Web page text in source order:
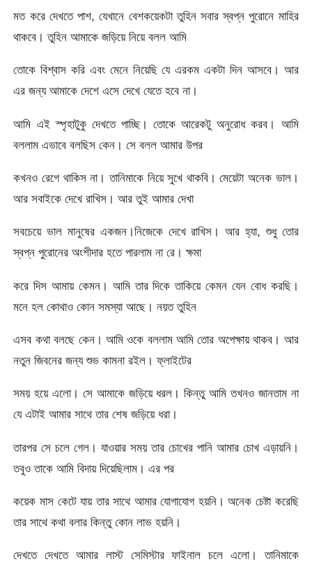
মত করে দেখতে পাশ, যেখানে বেশকয়েকটা তুহিন সবার স্বপ্ন পুরোনে মাহির
থাকবে। তুহিন আমাকে জড়িয়ে নিয়ে বলল আমি
তোকে বিশ্বাস করি এবং মেনে নিয়েছি যে এরকম একটা দিন আসবে। আর
এর জন্য আমাকে দেশে এসে দেখে যেতে হবে না।
আমি এই স্পৃহাটুকু দেখতে পাচ্ছি। তোকে আরেকটু অনুরোধ করব। আমি
বললাম এভাবে বলছিস কেন। সে বলল আমার উপর
কখনও রেগে থাকিস না। তানিমাকে নিয়ে সুখে থাকবি। মেয়েটা অনেক ভাল।
আর সবাইকে দেখে রাখিস। আর তুই আমার দেখা
সবচেয়ে ভাল মানুষের একজন।নিজেকে দেখে রাখিস। আর হ্যা, শুধু তোর
স্বপ্ন পুরোনের অংশীদার হতে পারলাম না রে। ক্ষমা
করে দিস আমায় কেমন। আমি তার দিকে তাকিয়ে কেমন যেন বোধ করছি।
মনে হল কোথাও কোন সমস্যা আছে। নয়ত তুহিন
এসব কথা বলছে কেন। আমি ওকে বললাম আমি তোর অপেক্ষায় থাকব। আর
নতুন জিবনের জন্য শুভ কামনা রইল। ফ্লাইটের
সময় হয়ে এলো। সে আমাকে জড়িয়ে ধরল। কিন্তু আমি তখনও জানতাম না
যে এটাই আমার সাথে তার শেষ জড়িয়ে ধরা।
তারপর সে চলে গেল। যাওয়ার সময় তার চোখের পানি আমার চোখ এড়ায়নি।
তবুও তাকে আমি বিদায় দিয়েছিলাম। এর পর
কয়েক মাস কেটে যায় তার সাথে আমার যোগাযোগ হয়নি। অনেক চেষ্টা করেছি
তার সাথে কথা বলার কিন্তু কোন লাভ হয়নি।
দেখতে দেখতে আমার লাস্ট সেমিস্টার ফাইনাল চলে এলো। তানিমাকে